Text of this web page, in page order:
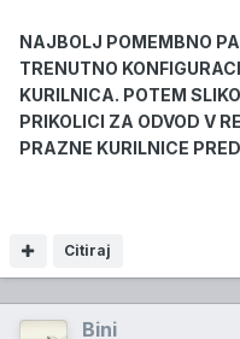
NAJBOLJ POMEMBNO
TRENUTNO
KURILNICA. POTEM
PRIKOLICI ZA ODVOD V
PRAZNE KURILNICE
Citiraj
Bini